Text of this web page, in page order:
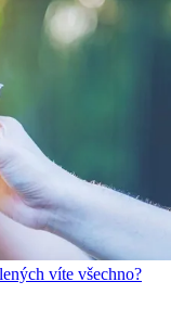
víte všechno?